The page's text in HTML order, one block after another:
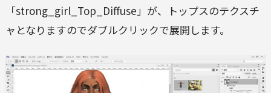
「strong_girl_Top_Diffuse」が、トップスのテクスチ
ャとなりますのでダブルクリックで展開します。